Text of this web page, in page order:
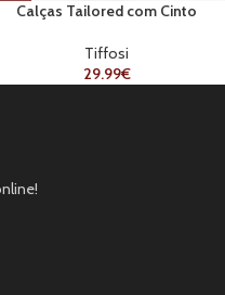
Calças Tailored com Cinto
Tiffosi
29.99€